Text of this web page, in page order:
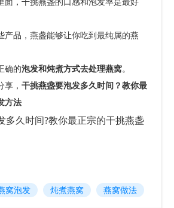
面，干挑燕盏的口感和泡发率是最好
产品，燕盏能够让你吃到最纯属的燕
确的泡发和炖煮方式去处理燕窝。
享，干挑燕盏要泡发多久时间？教你最
方法
窝泡发 炖煮燕窝 燕窝做法